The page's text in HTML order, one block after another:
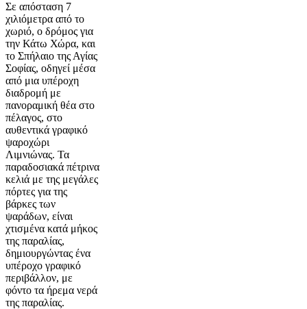
Σε απόσταση 7
χιλιόμετρα από το
χωριό, ο δρόμος για
την Κάτω Χώρα, και
το Σπήλαιο της Αγίας
Σοφίας, οδηγεί μέσα
από μια υπέροχη
διαδρομή με
πανοραμική θέα στο
πέλαγος, στο
αυθεντικά γραφικό
ψαροχώρι
Λιμνιώνας. Τα
παραδοσιακά πέτρινα
κελιά με της μεγάλες
πόρτες για της
βάρκες των
ψαράδων, είναι
χτισμένα κατά μήκος
της παραλίας,
δημιουργώντας ένα
υπέροχο γραφικό
περιβάλλον, με
φόντο τα ήρεμα νερά
της παραλίας.